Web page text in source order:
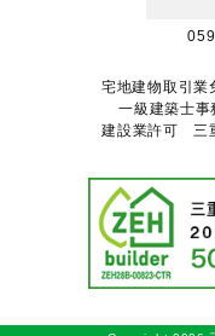
宅地建物取引
一級建築士
建設業許可 三